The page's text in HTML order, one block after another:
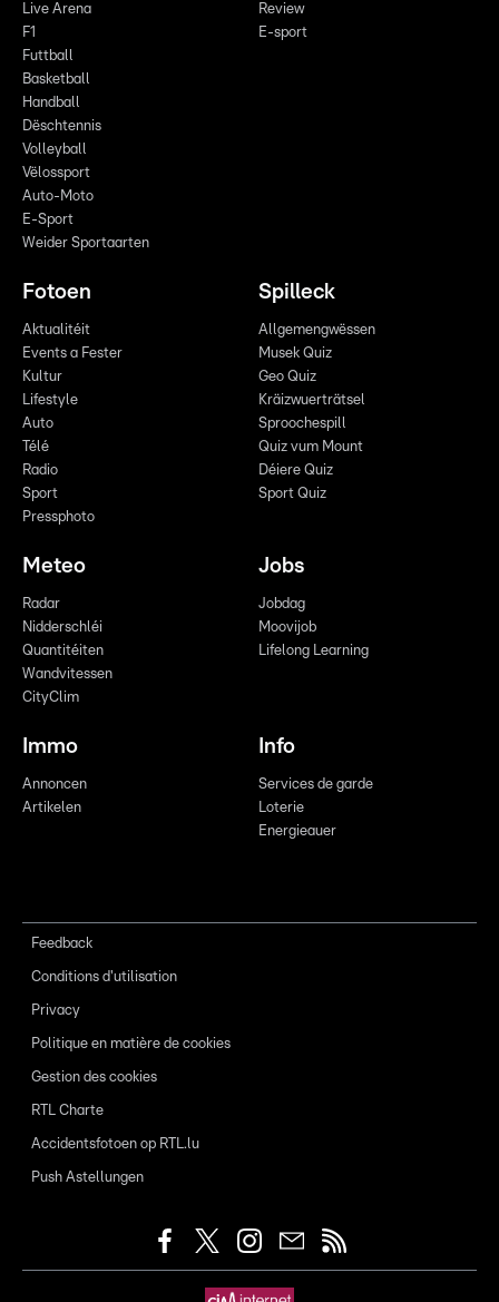
Live Arena
F1
Futtball
Basketball
Handball
Dëschtennis
Volleyball
Vëlossport
Auto-Moto
E-Sport
Weider Sportaarten
Review
E-sport
Fotoen
Aktualitéit
Events a Fester
Kultur
Lifestyle
Auto
Télé
Radio
Sport
Pressphoto
Spilleck
Allgemengwëssen
Musek Quiz
Geo Quiz
Kräizwuerträtsel
Sproochespill
Quiz vum Mount
Déiere Quiz
Sport Quiz
Meteo
Radar
Nidderschléi
Quantitéiten
Wandvitessen
CityClim
Jobs
Jobdag
Moovijob
Lifelong Learning
Immo
Annoncen
Artikelen
Info
Services de garde
Loterie
Energieauer
Feedback
Conditions d'utilisation
Privacy
Politique en matière de cookies
Gestion des cookies
RTL Charte
Accidentsfotoen op RTL.lu
Push Astellungen